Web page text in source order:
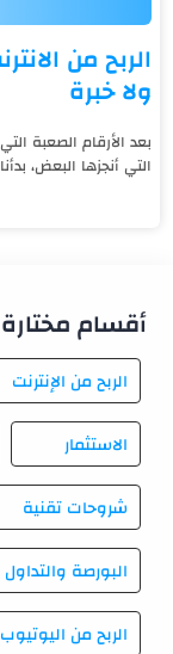
ولا خبرة
بعد الأرقام الصعبة
التي أنجزها البعض،
أقسام مختارة
الربح من الإنترنت
الاستثمار
شروحات تقنية
البورصة والتداول
الربح من اليوتيوب